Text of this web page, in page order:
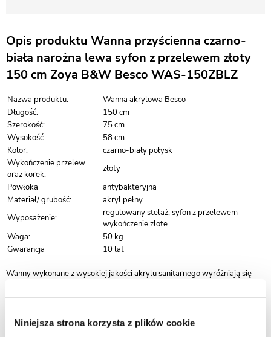
Niniejsza strona korzysta z plików cookie
Opis produktu Wanna przyścienna czarno-
biała narożna lewa syfon z przelewem złoty
150 cm Zoya B&W Besco WAS-150ZBLZ
Nazwa produktu:
Wanna akrylowa Besco
Długość:
150 cm
Szerokość:
75 cm
Wysokość:
58 cm
Kolor:
czarno-biały połysk
Wykończenie przelew
oraz korek:
złoty
Powłoka
antybakteryjna
Materiał/ grubość:
akryl pełny
Wyposażenie:
regulowany stelaż, syfon z przelewem
wykończenie złote
Waga:
50 kg
Gwarancja
10 lat
Wanny wykonane z wysokiej jakości akrylu sanitarnego wyróżniają się
utrzymanie czystości i codzienną pielęgnację. Materiał ten ogranicza
estetyczny wygląd przez długi czas.